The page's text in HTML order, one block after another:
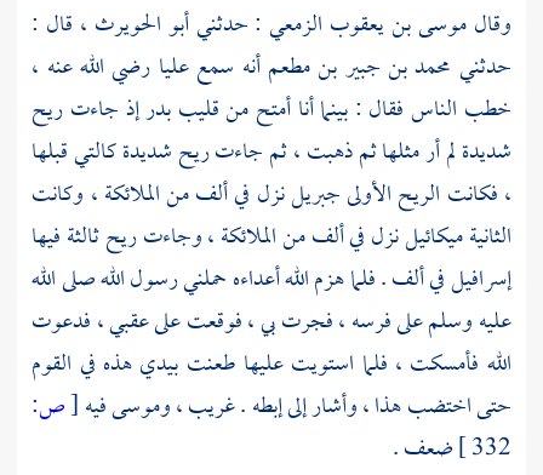
وقالموسى بن يعقوب الزمعي : حدثنيأبو الحويرث ، قال :
حدثني محمد بن جبير بن مطعمأنه سمععليا رضي الله عنه ،
خطب الناس فقال : بينما أنا أمتح من قليببدرإذ جاءت ريح
شديدة لم أر مثلها ثم ذهبت ، ثم جاءت ريح شديدة كالتي قبلها
، فكانت الريح الأولىجبريلنزل في ألف من الملائكة ، وكانت
الثانيةميكائيلنزل في ألف من الملائكة ، وجاءت ريح ثالثة فيها
إسرافيلفي ألف . فلما هزم الله أعداءه حملني رسول الله صلى الله
عليه وسلم على فرسه ، فجرت بي ، فوقعت على عقبي ، فدعوت
الله فأمسكت ، فلما استويت عليها طعنت بيدي هذه في القوم
حتى اختضب هذا ، وأشار إلى إبطه . غريب ،وموسىفيه[ص:
332 ] ضعف .